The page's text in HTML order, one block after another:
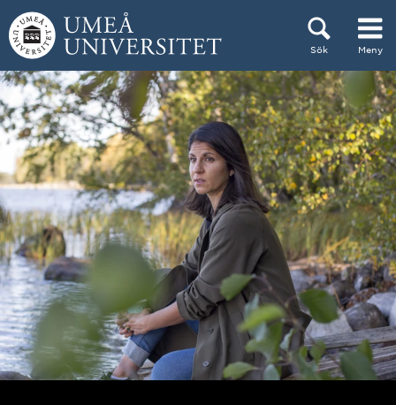
Hoppa direkt till innehållet
Sök Meny
Huvudmenyn dold.